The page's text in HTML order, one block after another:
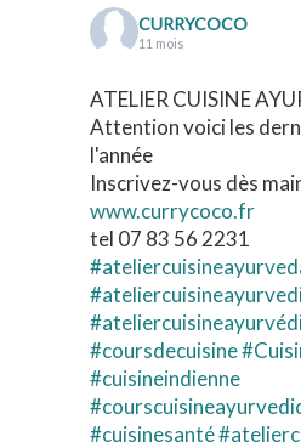
CURRYCOCO
11 mois
ATELIER CUISINE
Attention voici les
l'année
Inscrivez-vous dès
www.currycoco.fr
tel 07 83 56 2231
#coursdecuisine
#cuisineindienne
#cuisinesanté